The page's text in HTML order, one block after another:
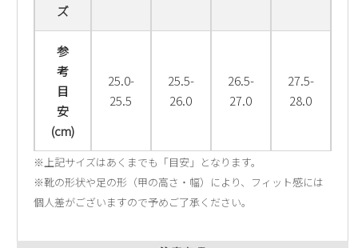
ズ
参
考
目
安
(cm)
25.0-
25.5
25.5-
26.0
26.5-
27.0
27.5-
28.0
※上記サイズはあくまでも「目安」となります。
※靴の形状や足の形（甲の高さ・幅）により、フィット感には
個人差がございますので予めご了承ください。